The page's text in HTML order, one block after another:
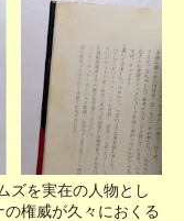
ズを実在の人物とし
権威が久々におくる